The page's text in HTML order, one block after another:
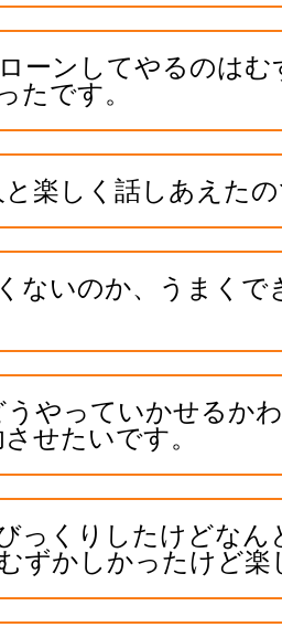
ーンしてやるのは
たです。
楽しく話しあえたの
ないのか、うまくで
うやっていかせるか
せたいです。
っくりしたけどなん
ずかしかったけど楽